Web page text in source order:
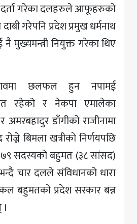
दर्ता गरेका दलहरुले आफूहरुको
गरेपनि प्रदेश प्रमुख धर्मनाथ
मुख्यमन्त्री नियुक्त गरेका थिए
छलफल हुन नपामई
रहेको र नेकपा एमालेका
अमरबहादुर डाँगीको राजीनामा
बिमला खत्रीको निर्णयपछि
सदस्यको बहुमत (३८ सांसद)
चार दलले संविधानको धारा
बहुमतको प्रदेश सरकार बन्न